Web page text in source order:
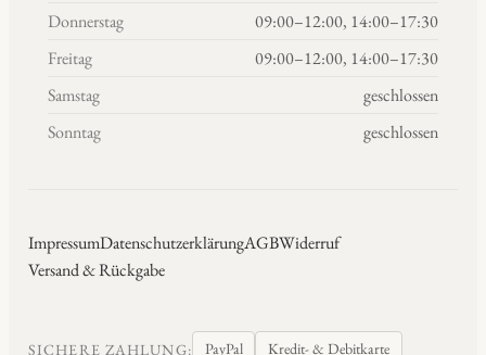
Donnerstag
09:00–12:00, 14:00–17:30
Freitag
09:00–12:00, 14:00–17:30
Samstag
geschlossen
Sonntag
geschlossen
ImpressumDatenschutzerklärungAGBWiderruf
Versand & Rückgabe
SICHERE ZAHLUNG: PayPal Kredit- & Debitkarte